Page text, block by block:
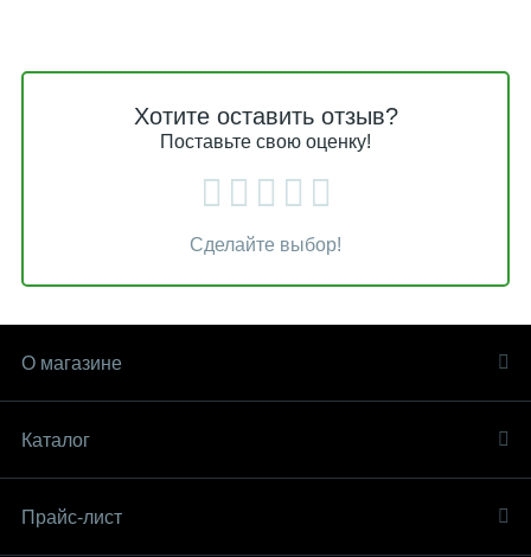
Хотите оставить отзыв?
Поставьте свою оценку!
Сделайте выбор!
О магазине
Каталог
Прайс-лист